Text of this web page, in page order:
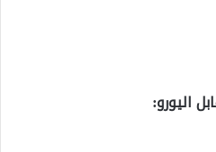
اليورو: